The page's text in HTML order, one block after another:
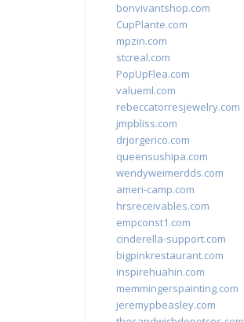
bonvivantshop.com
CupPlante.com
mpzin.com
stcreal.com
PopUpFlea.com
valueml.com
rebeccatorresjewelry.com
jmpbliss.com
drjorgerico.com
queensushipa.com
wendyweimerdds.com
ameri-camp.com
hrsreceivables.com
empconst1.com
cinderella-support.com
bigpinkrestaurant.com
inspirehuahin.com
memmingerspainting.com
jeremypbeasley.com